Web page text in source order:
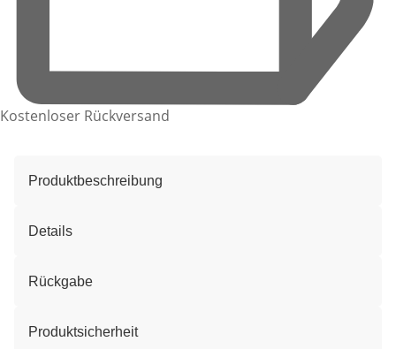
Kostenloser Rückversand
Produktbeschreibung
Details
Rückgabe
Produktsicherheit